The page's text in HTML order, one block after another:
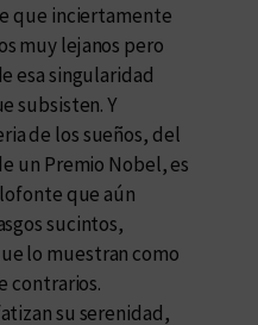
que inciertamente
muy lejanos pero
esa singularidad
subsisten. Y
de los sueños, del
un Premio Nobel, es
que aún
sucintos,
lo muestran como
contrarios.
su serenidad,